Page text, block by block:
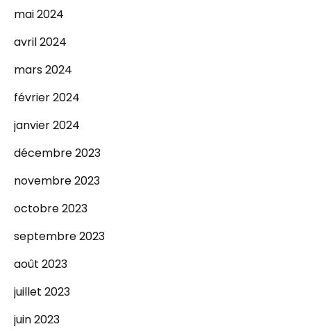
mai 2024
avril 2024
mars 2024
février 2024
janvier 2024
décembre 2023
novembre 2023
octobre 2023
septembre 2023
août 2023
juillet 2023
juin 2023